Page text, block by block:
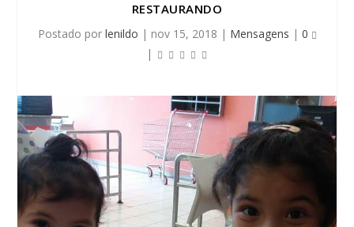
RESTAURANDO
Postado por lenildo | nov 15, 2018 | Mensagens | 0
|